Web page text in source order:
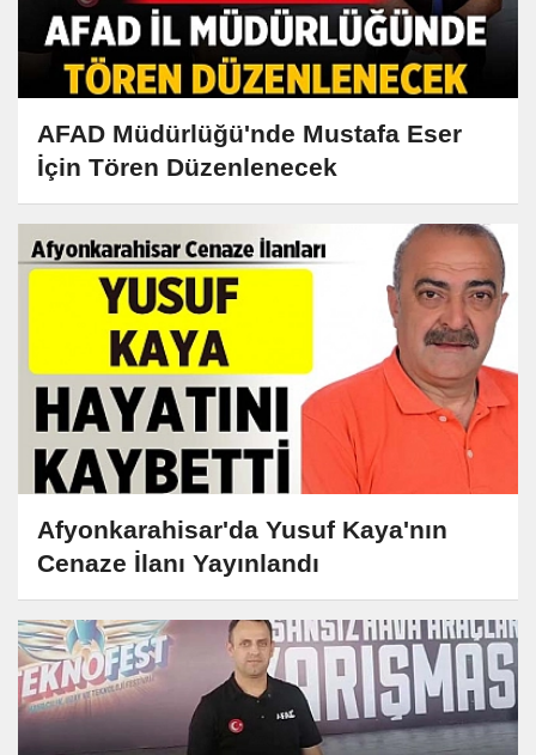
AFAD Müdürlüğü'nde Mustafa Eser
İçin Tören Düzenlenecek
Afyonkarahisar'da Yusuf Kaya'nın
Cenaze İlanı Yayınlandı